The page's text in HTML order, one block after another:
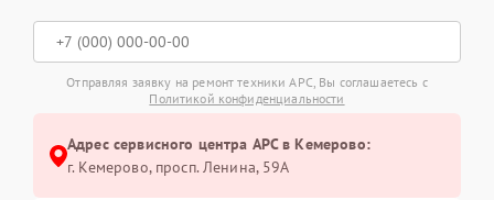
Отправляя заявку на ремонт техники APC, Вы соглашаетесь с
Политикой конфиденциальности
Адрес сервисного центра APC в Кемерово:
г. Кемерово, просп. Ленина, 59А